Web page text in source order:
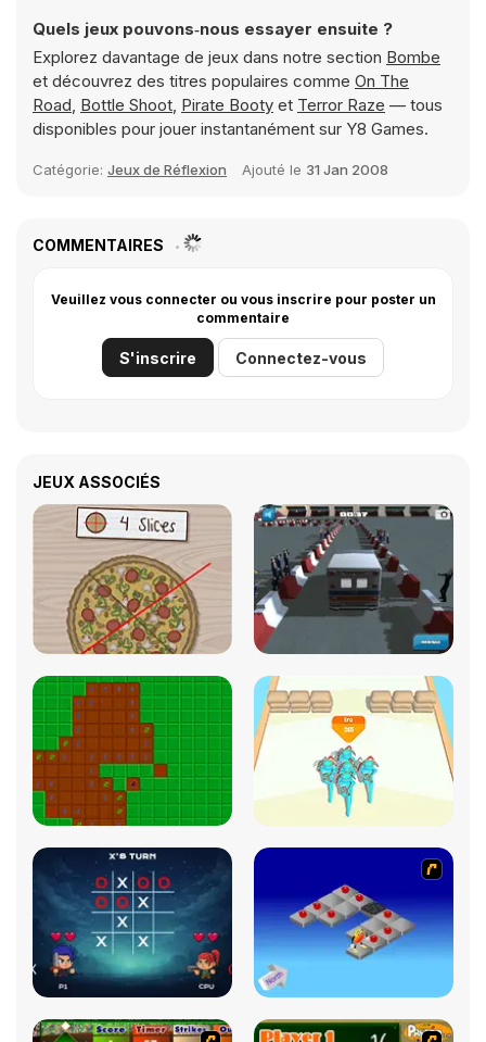
Quels jeux pouvons‑nous essayer ensuite ?
Explorez davantage de jeux dans notre section Bombe
et découvrez des titres populaires comme On The
Road, Bottle Shoot, Pirate Booty et Terror Raze — tous
disponibles pour jouer instantanément sur Y8 Games.
Catégorie: Jeux de Réflexion Ajouté le 31 Jan 2008
COMMENTAIRES
Veuillez vous connecter ou vous inscrire pour poster un
commentaire
S'inscrire Connectez-vous
JEUX ASSOCIÉS